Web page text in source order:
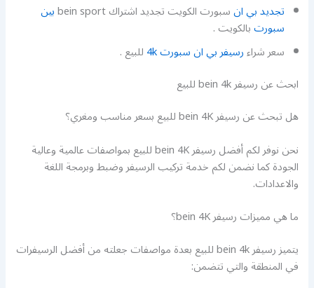
تجديد بي انسبورت الكويت تجديد اشتراك bein sport بين
سبورتبالكويت .
سعر شراءرسيفر بي ان سبورت 4k
للبيع .
ابحث عن رسيفر bein 4k للبيع
هل تبحث عن رسيفر bein 4K للبيع بسعر مناسب ومغري؟
نحن نوفر لكم أفضل رسيفر bein 4K للبيع بمواصفات عالمية وعالية
الجودة كما نضمن لكم خدمة تركيب الرسيفر وضبط وبرمجة اللغة
والاعدادات.
ما هي مميزات رسيفر bein 4K؟
يتميز رسيفر bein 4k للبيع بعدة مواصفات جعلته من أفضل الرسيفرات
في المنطقة والتي تتضمن: